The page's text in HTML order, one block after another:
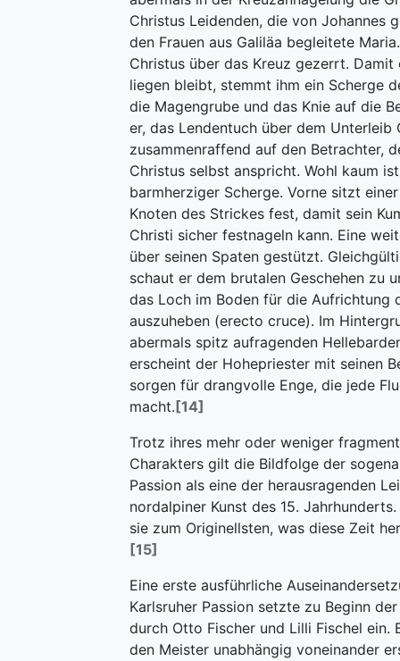
Christus Leidenden, die von Johannes
den Frauen aus Galiläa begleitete
Christus über das Kreuz gezerrt. Damit
liegen bleibt, stemmt ihm ein Scherge
die Magengrube und das Knie auf die
er, das Lendentuch über dem Unterleib
zusammenraffend auf den Betrachter,
Christus selbst anspricht. Wohl kaum
barmherziger Scherge. Vorne sitzt
Knoten des Strickes fest, damit sein
Christi sicher festnageln kann. Eine
über seinen Spaten gestützt.
schaut er dem brutalen Geschehen zu
das Loch im Boden für die Aufrichtung
auszuheben (erecto cruce). Im
abermals spitz aufragenden
erscheint der Hohepriester mit seinen
sorgen für drangvolle Enge, die jede
macht. [14]
Trotz ihres mehr oder weniger
Charakters gilt die Bildfolge der
Passion als eine der herausragenden
nordalpiner Kunst des 15.
sie zum Originellsten, was diese Zeit
[15]
Eine erste ausführliche
Karlsruher Passion setzte zu Beginn
durch Otto Fischer und Lilli Fischel ein.
den Meister unabhängig voneinander